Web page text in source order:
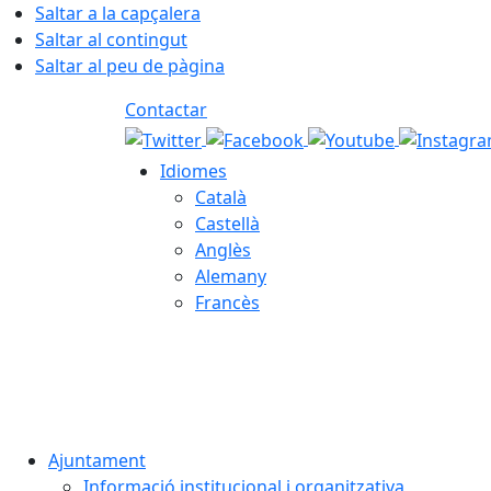
Saltar a la capçalera
Saltar al contingut
Saltar al peu de pàgina
Contactar
Idiomes
Català
Castellà
Anglès
Alemany
Francès
Ajuntament